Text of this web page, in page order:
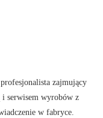
zajmujący
i serwisem wyrobów z
w fabryce.